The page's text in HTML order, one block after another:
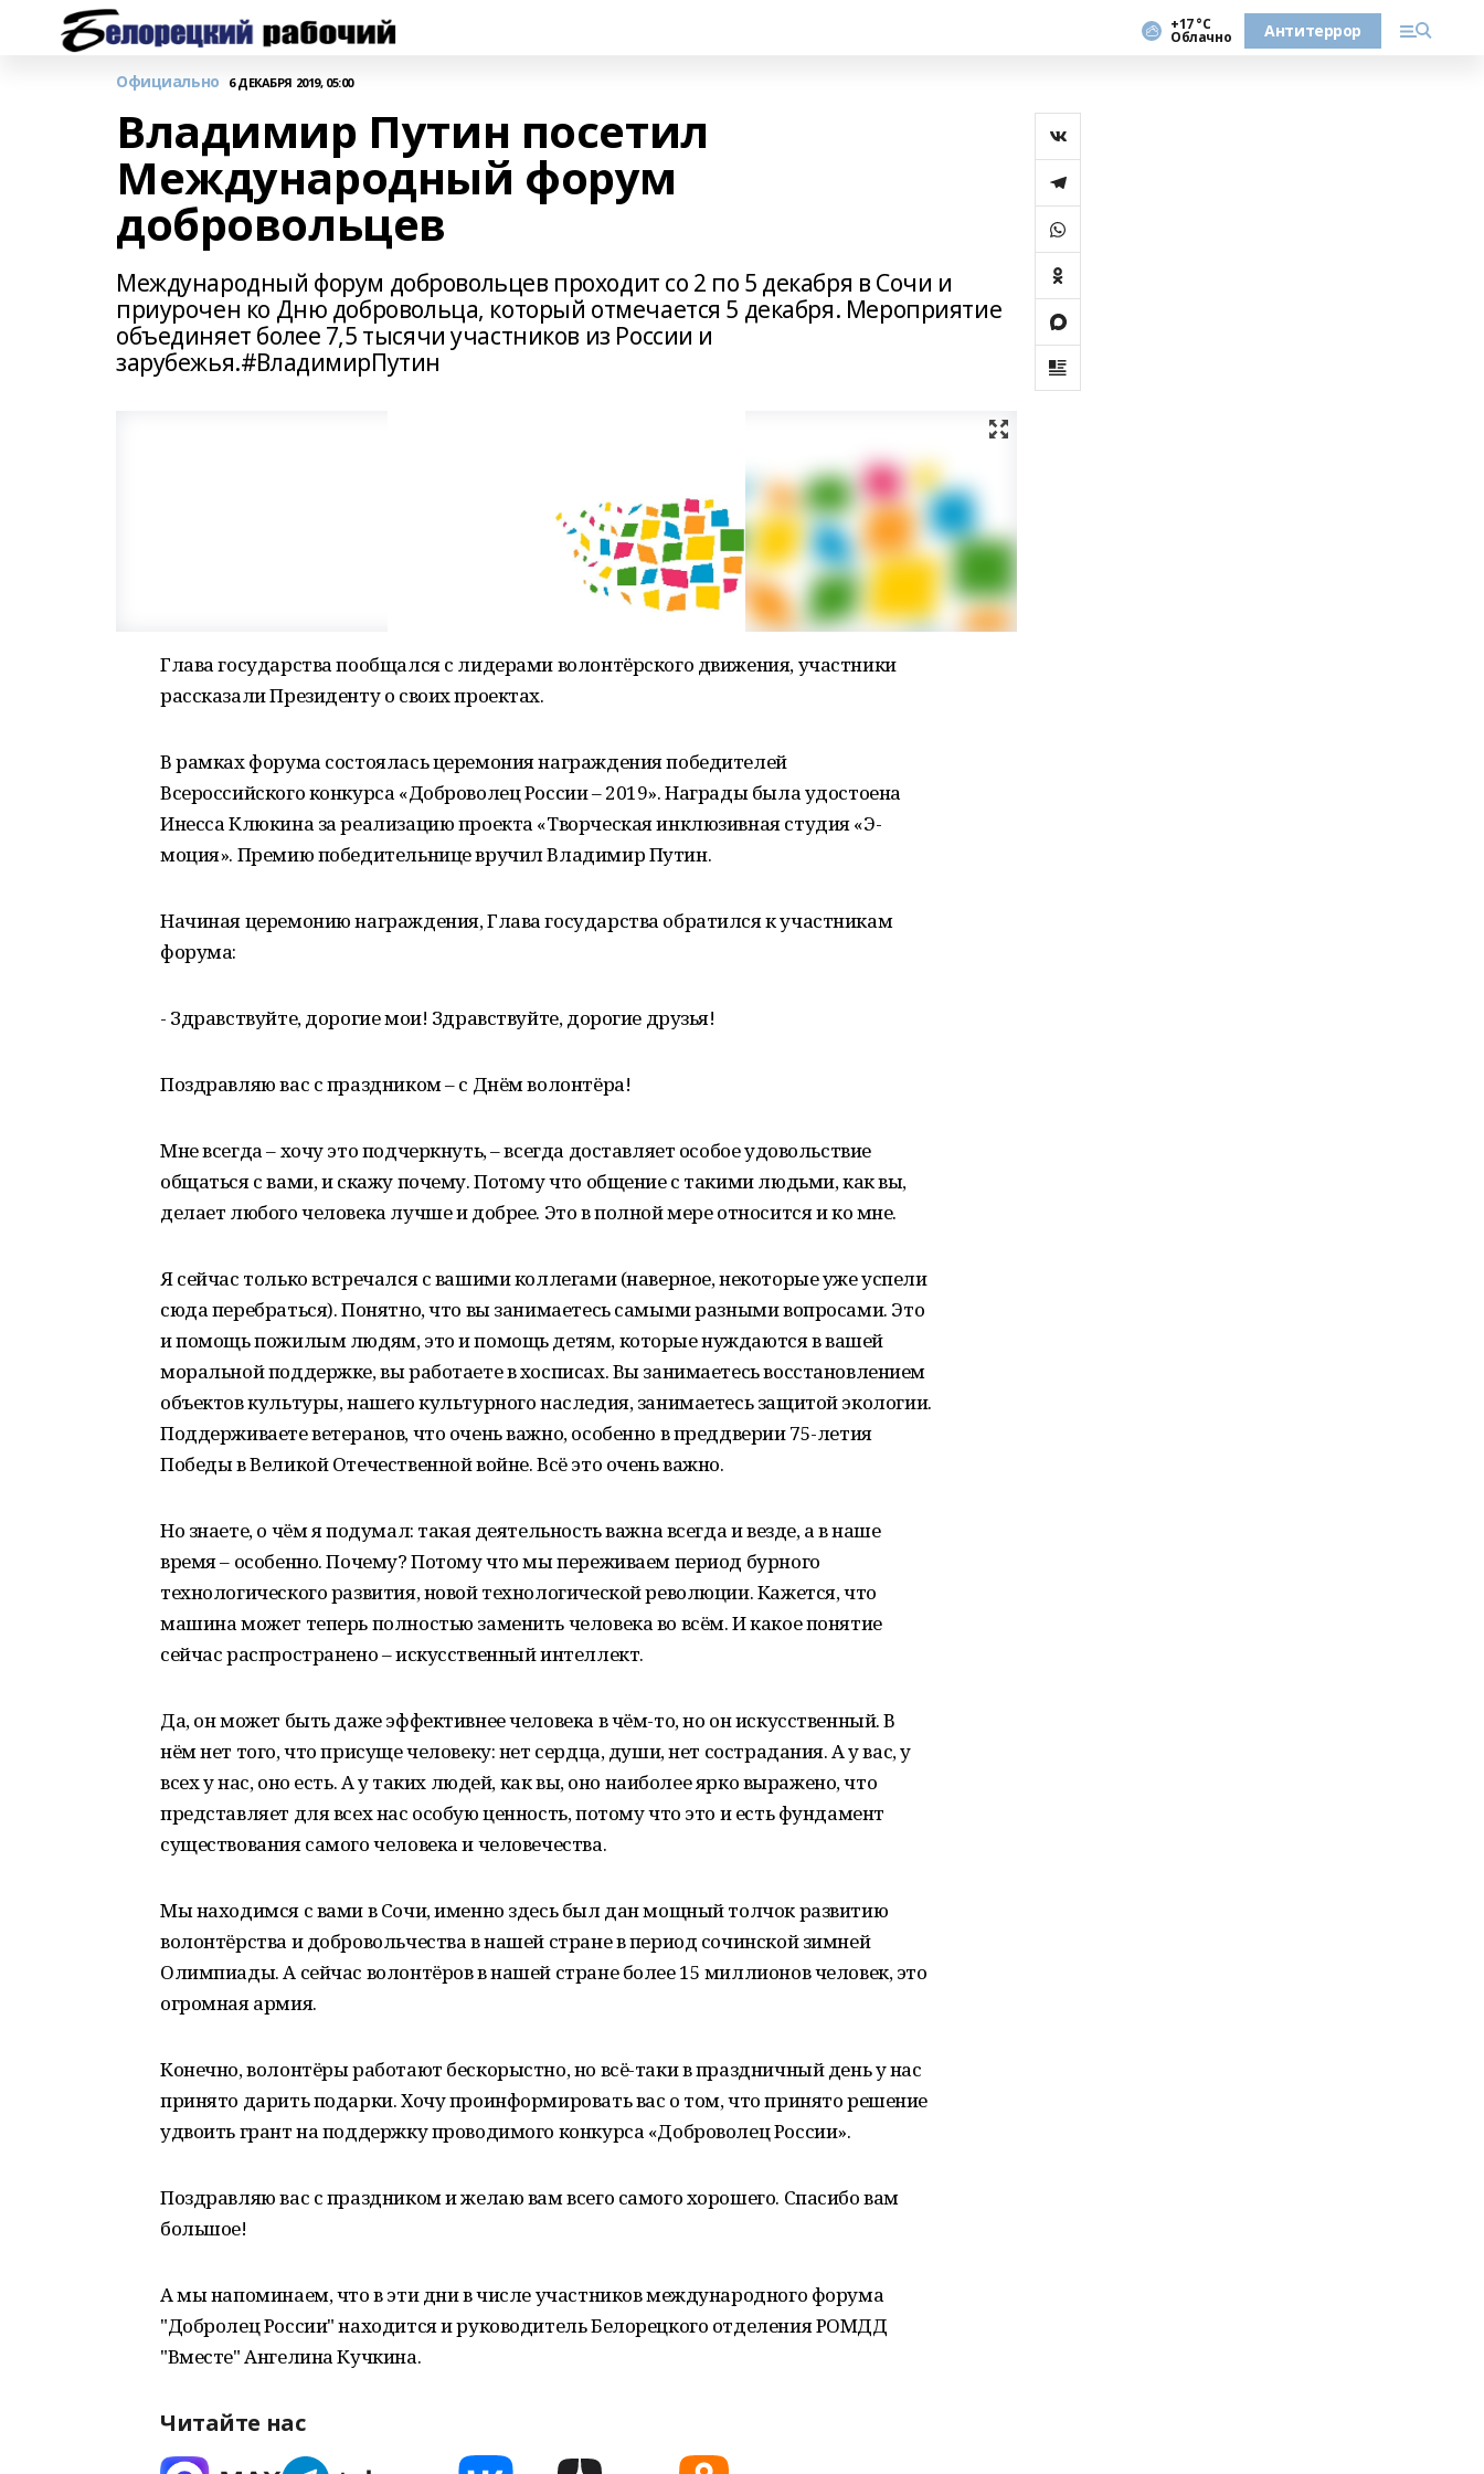
+17 °С
Облачно Антитеррор
Официально 6 ДЕКАБРЯ 2019, 05:00
Владимир Путин посетил
Международный форум
добровольцев
Международный форум добровольцев проходит со 2 по 5 декабря в Сочи и
приурочен ко Дню добровольца, который отмечается 5 декабря. Мероприятие
объединяет более 7,5 тысячи участников из России и
зарубежья.#ВладимирПутин
Глава государства пообщался с лидерами волонтёрского движения, участники
рассказали Президенту о своих проектах.
В рамках форума состоялась церемония награждения победителей
Всероссийского конкурса «Доброволец России – 2019». Награды была удостоена
Инесса Клюкина за реализацию проекта «Творческая инклюзивная студия «Э-
моция». Премию победительнице вручил Владимир Путин.
Начиная церемонию награждения, Глава государства обратился к участникам
форума:
- Здравствуйте, дорогие мои! Здравствуйте, дорогие друзья!
Поздравляю вас с праздником – с Днём волонтёра!
Мне всегда – хочу это подчеркнуть, – всегда доставляет особое удовольствие
общаться с вами, и скажу почему. Потому что общение с такими людьми, как вы,
делает любого человека лучше и добрее. Это в полной мере относится и ко мне.
Я сейчас только встречался с вашими коллегами (наверное, некоторые уже успели
сюда перебраться). Понятно, что вы занимаетесь самыми разными вопросами. Это
и помощь пожилым людям, это и помощь детям, которые нуждаются в вашей
моральной поддержке, вы работаете в хосписах. Вы занимаетесь восстановлением
объектов культуры, нашего культурного наследия, занимаетесь защитой экологии.
Поддерживаете ветеранов, что очень важно, особенно в преддверии 75-летия
Победы в Великой Отечественной войне. Всё это очень важно.
Но знаете, о чём я подумал: такая деятельность важна всегда и везде, а в наше
время – особенно. Почему? Потому что мы переживаем период бурного
технологического развития, новой технологической революции. Кажется, что
машина может теперь полностью заменить человека во всём. И какое понятие
сейчас распространено – искусственный интеллект.
Да, он может быть даже эффективнее человека в чём-то, но он искусственный. В
нём нет того, что присуще человеку: нет сердца, души, нет сострадания. А у вас, у
всех у нас, оно есть. А у таких людей, как вы, оно наиболее ярко выражено, что
представляет для всех нас особую ценность, потому что это и есть фундамент
существования самого человека и человечества.
Мы находимся с вами в Сочи, именно здесь был дан мощный толчок развитию
волонтёрства и добровольчества в нашей стране в период сочинской зимней
Олимпиады. А сейчас волонтёров в нашей стране более 15 миллионов человек, это
огромная армия.
Конечно, волонтёры работают бескорыстно, но всё-таки в праздничный день у нас
принято дарить подарки. Хочу проинформировать вас о том, что принято решение
удвоить грант на поддержку проводимого конкурса «Доброволец России».
Поздравляю вас с праздником и желаю вам всего самого хорошего. Спасибо вам
большое!
А мы напоминаем, что в эти дни в числе участников международного форума
"Добролец России" находится и руководитель Белорецкого отделения РОМДД
"Вместе" Ангелина Кучкина.
Читайте нас